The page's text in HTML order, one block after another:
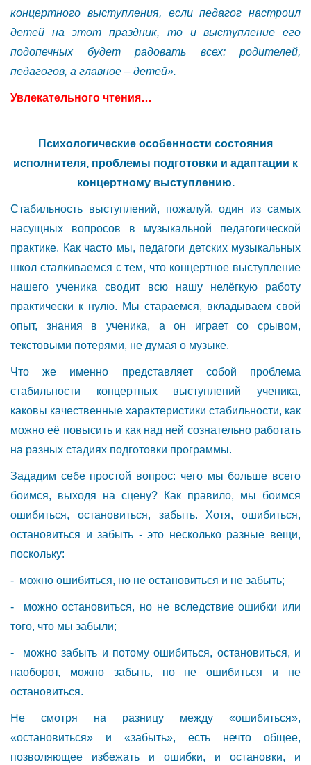
концертного выступления, если педагог настроил
детей на этот праздник, то и выступление его
подопечных будет радовать всех: родителей,
педагогов, а главное – детей».
Увлекательного чтения…
Психологические особенности состояния
исполнителя, проблемы подготовки и адаптации к
концертному выступлению.
Стабильность выступлений, пожалуй, один из самых
насущных вопросов в музыкальной педагогической
практике. Как часто мы, педагоги детских музыкальных
школ сталкиваемся с тем, что концертное выступление
нашего ученика сводит всю нашу нелёгкую работу
практически к нулю. Мы стараемся, вкладываем свой
опыт, знания в ученика, а он играет со срывом,
текстовыми потерями, не думая о музыке.
Что же именно представляет собой проблема
стабильности концертных выступлений ученика,
каковы качественные характеристики стабильности, как
можно её повысить и как над ней сознательно работать
на разных стадиях подготовки программы.
Зададим себе простой вопрос: чего мы больше всего
боимся, выходя на сцену? Как правило, мы боимся
ошибиться, остановиться, забыть. Хотя, ошибиться,
остановиться и забыть - это несколько разные вещи,
поскольку:
- можно ошибиться, но не остановиться и не забыть;
- можно остановиться, но не вследствие ошибки или
того, что мы забыли;
- можно забыть и потому ошибиться, остановиться, и
наоборот, можно забыть, но не ошибиться и не
остановиться.
Не смотря на разницу между «ошибиться»,
«остановиться» и «забыть», есть нечто общее,
позволяющее избежать и ошибки, и остановки, и